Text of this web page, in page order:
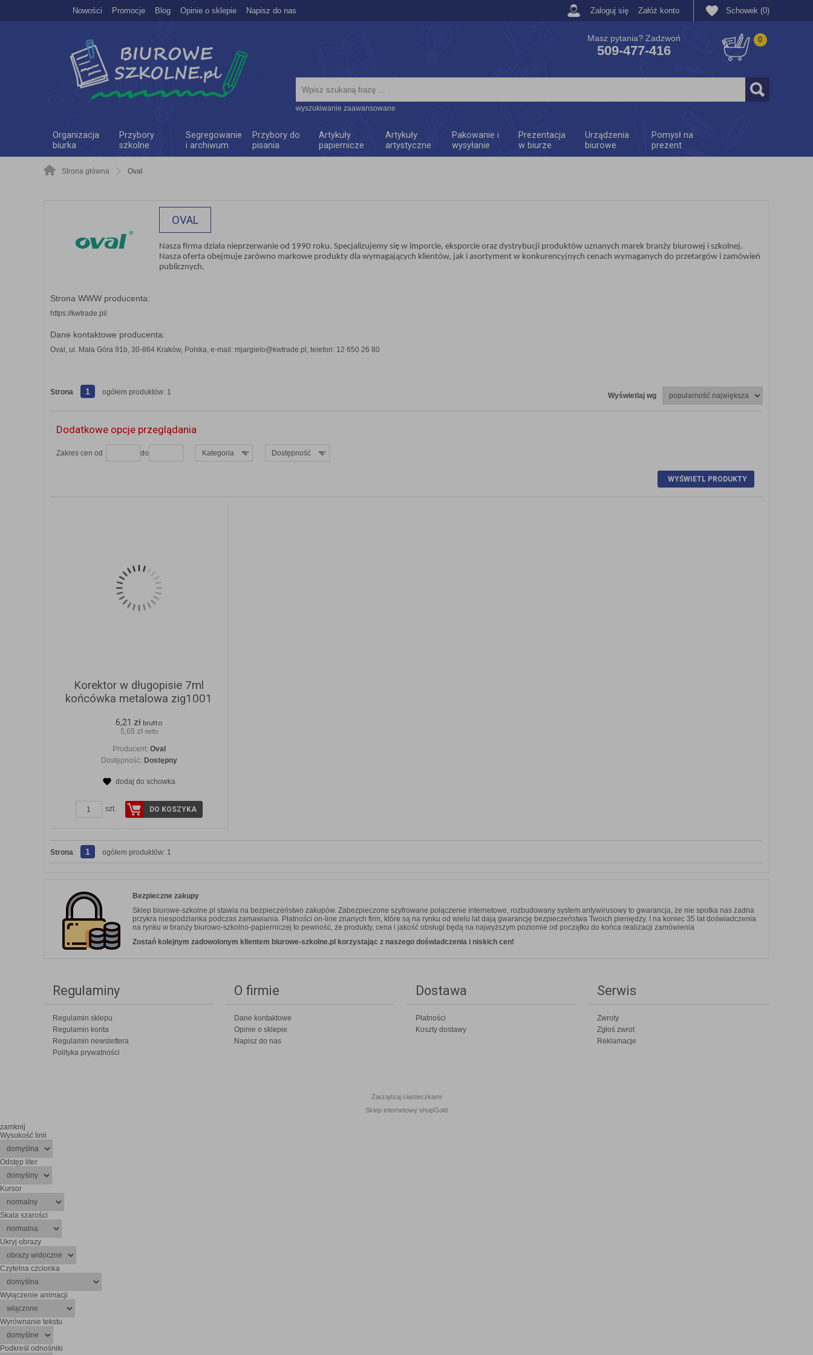
Nowości Promocje Blog Opinie o sklepie Napisz do nas Schowek (0)
Zaloguj się Załóż konto
Masz pytania? Zadzwoń
509-477-416
0
wyszukiwanie zaawansowane
Organizacja
biurka
Przybory
szkolne
Segregowanie
i archiwum
Przybory do
pisania
Artykuły
papiernicze
Artykuły
artystyczne
Pakowanie i
wysyłanie
Prezentacja
w biurze
Urządzenia
biurowe
Pomysł na
prezent
Strona główna Oval
OVAL
Nasza firma działa nieprzerwanie od 1990 roku. Specjalizujemy się w imporcie, eksporcie oraz dystrybucji produktów uznanych marek branży biurowej i szkolnej.
Nasza oferta obejmuje zarówno markowe produkty dla wymagających klientów, jak i asortyment w konkurencyjnych cenach wymaganych do przetargów i zamówień
publicznych.
Strona WWW producenta:
https://kwtrade.pl/
Dane kontaktowe producenta:
Oval, ul. Mała Góra 91b, 30-864 Kraków, Polska, e-mail: mjargielo@kwtrade.pl, telefon: 12 650 26 80
Strona 1 ogółem produktów: 1 Wyświetlaj wg
Dodatkowe opcje przeglądania
Zakres cen od do Kategoria Dostępność
Korektor w długopisie 7ml
końcówka metalowa zig1001
6,21 zł brutto
5,05 zł netto
Producent: Oval
Dostępność: Dostępny
dodaj do schowka
szt. DO KOSZYKA
Strona 1 ogółem produktów: 1
Bezpieczne zakupy
Sklep biurowe-szkolne.pl stawia na bezpieczeństwo zakupów. Zabezpieczone szyfrowane połączenie internetowe, rozbudowany system antywirusowy to gwarancja, że nie spotka nas żadna
przykra niespodzianka podczas zamawiania. Płatności on-line znanych firm, które są na rynku od wielu lat dają gwarancję bezpieczeństwa Twoich pieniędzy. I na koniec 35 lat doświadczenia
na rynku w branży biurowo-szkolno-papierniczej to pewność, że produkty, cena i jakość obsługi będą na najwyższym poziomie od początku do końca realizacji zamówienia
Zostań kolejnym zadowolonym klientem biurowe-szkolne.pl korzystając z naszego doświadczenia i niskich cen!
Regulaminy
Regulamin sklepu
Regulamin konta
Regulamin newslettera
Polityka prywatności
O firmie
Dane kontaktowe
Opinie o sklepie
Napisz do nas
Dostawa
Płatności
Koszty dostawy
Serwis
Zwroty
Zgłoś zwrot
Reklamacje
Zarządzaj ciasteczkami
Sklep internetowy shopGold
zamknij
Wysokość linii
Odstęp liter
Kursor
Skala szarości
Ukryj obrazy
Czytelna czcionka
Wyłączenie animacji
Wyrównanie tekstu
Podkreśl odnośniki